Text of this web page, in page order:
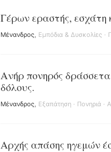
Γέρων εραστής, εσχάτη
Μένανδρος, Εμπόδια & Δυσκολίες ·
Ανήρ πονηρός
δόλους.
Μένανδρος, Εξαπάτηση · Πονηριά ·
Αρχής απάσης ηγεμών